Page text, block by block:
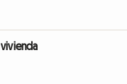
vivienda